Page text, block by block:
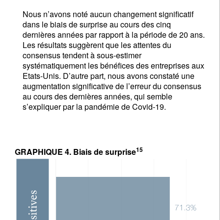
Nous n’avons noté aucun changement significatif
dans le biais de surprise au cours des cinq
dernières années par rapport à la période de 20 ans.
Les résultats suggèrent que les attentes du
consensus tendent à sous-estimer
systématiquement les bénéfices des entreprises aux
Etats-Unis. D’autre part, nous avons constaté une
augmentation significative de l’erreur du consensus
au cours des dernières années, qui semble
s’expliquer par la pandémie de Covid-19.
GRAPHIQUE 4. Biais de surprise15